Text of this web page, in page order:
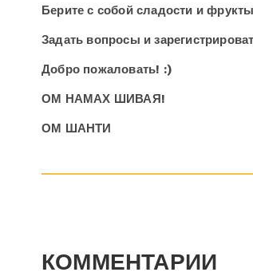
Берите с собой сладости и
Задать вопросы и
Добро пожаловать! :)
ОМ НАМАХ ШИВАЯ!
ОМ ШАНТИ
КОММЕНТАРИИ